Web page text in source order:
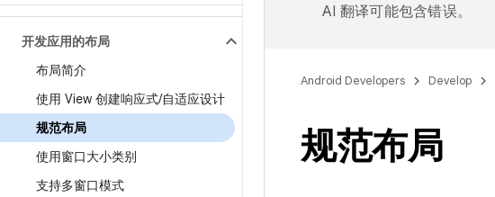
开发应用的布局
布局简介
使用 View 创建响应式/自适应设计
规范布局
使用窗口大小类别
支持多窗口模式
AI 翻译可能包含错误。
Android Developers Develop
规范布局